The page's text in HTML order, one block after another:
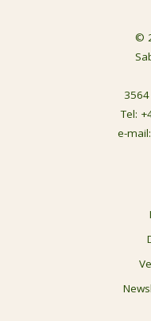
©
Tel:
e-mail: